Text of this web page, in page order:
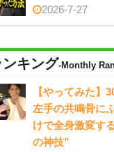
2026-7-27
ンキング-Monthly
【やってみた】
左手の共鳴骨に
けで全身激変す
の神技”